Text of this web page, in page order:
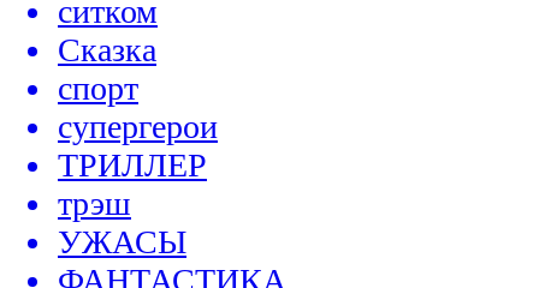
ситком
Сказка
спорт
супергерои
ТРИЛЛЕР
трэш
УЖАСЫ
ФАНТАСТИКА